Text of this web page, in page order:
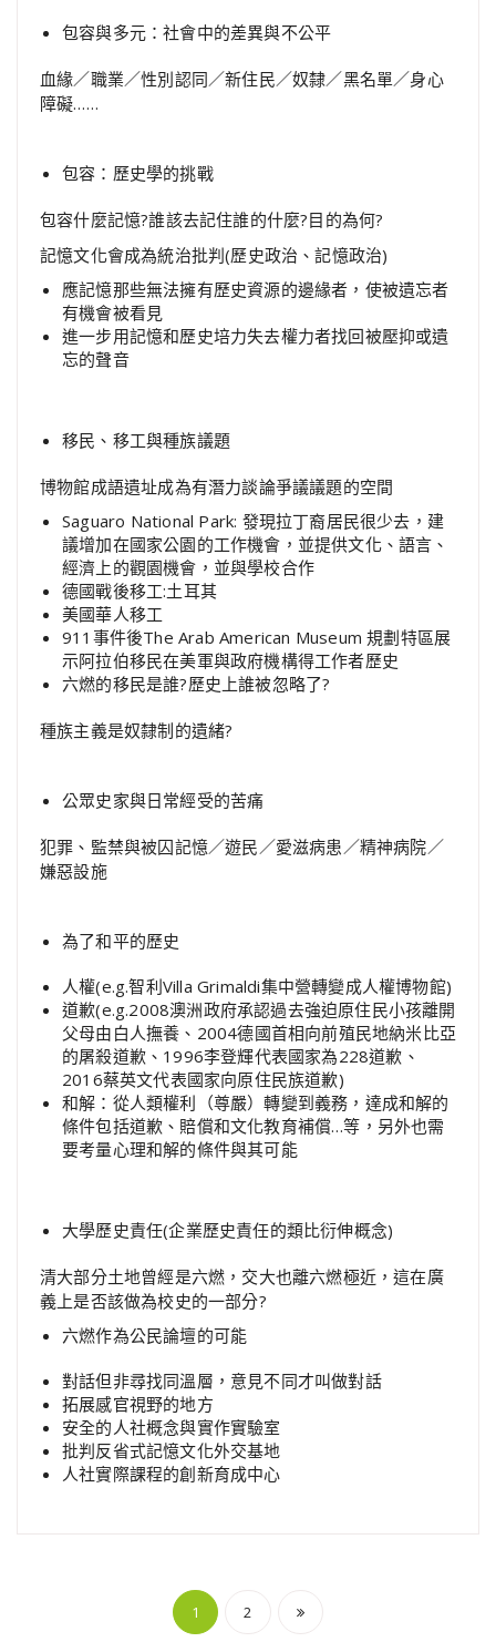
包容與多元：社會中的差異與不公平
血緣／職業／性別認同／新住民／奴隸／黑名單／身心
障礙……
包容：歷史學的挑戰
包容什麼記憶?誰該去記住誰的什麼?目的為何?
記憶文化會成為統治批判(歷史政治、記憶政治)
應記憶那些無法擁有歷史資源的邊緣者，使被遺忘者
有機會被看見
進一步用記憶和歷史培力失去權力者找回被壓抑或遺
忘的聲音
移民、移工與種族議題
博物館成語遺址成為有潛力談論爭議議題的空間
Saguaro National Park: 發現拉丁裔居民很少去，建
議增加在國家公園的工作機會，並提供文化、語言、
經濟上的觀園機會，並與學校合作
德國戰後移工:土耳其
美國華人移工
911事件後The Arab American Museum 規劃特區展
示阿拉伯移民在美軍與政府機構得工作者歷史
六燃的移民是誰?歷史上誰被忽略了?
種族主義是奴隸制的遺緒?
公眾史家與日常經受的苦痛
犯罪、監禁與被囚記憶／遊民／愛滋病患／精神病院／
嫌惡設施
為了和平的歷史
人權(e.g.智利Villa Grimaldi集中營轉變成人權博物館)
道歉(e.g.2008澳洲政府承認過去強迫原住民小孩離開
父母由白人撫養、2004德國首相向前殖民地納米比亞
的屠殺道歉、1996李登輝代表國家為228道歉、
2016蔡英文代表國家向原住民族道歉)
和解：從人類權利（尊嚴）轉變到義務，達成和解的
條件包括道歉、賠償和文化教育補償…等，另外也需
要考量心理和解的條件與其可能
大學歷史責任(企業歷史責任的類比衍伸概念)
清大部分土地曾經是六燃，交大也離六燃極近，這在廣
義上是否該做為校史的一部分?
六燃作為公民論壇的可能
對話但非尋找同溫層，意見不同才叫做對話
拓展感官視野的地方
安全的人社概念與實作實驗室
批判反省式記憶文化外交基地
人社實際課程的創新育成中心
文
1 2